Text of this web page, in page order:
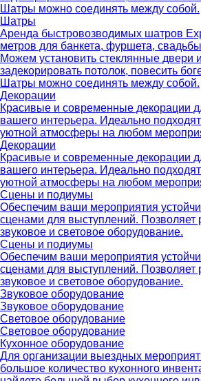
Шатры можно соединять между собой.
Шатры
Аренда быстровозводимых шатров
метров для банкета, фуршета,
Можем установить стеклянные двери
задекорировать потолок, повесить
Шатры можно соединять между собой.
Декорации
Красивые и современные декорации
вашего интерьера. Идеально
уютной атмосферы на любом
Декорации
Красивые и современные декорации
вашего интерьера. Идеально
уютной атмосферы на любом
Сцены и подиумы
Обеспечим ваши мероприятия
сценами для выступлений. Позволяет
звуковое и световое оборудование.
Сцены и подиумы
Обеспечим ваши мероприятия
сценами для выступлений. Позволяет
звуковое и световое оборудование.
Звуковое оборудование
Звуковое оборудование
Световое оборудование
Световое оборудование
Кухонное оборудование
Для организации выездных
большое количество кухонного